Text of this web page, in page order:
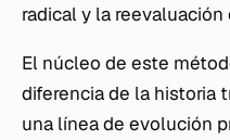
radical y la
El núcleo de este
diferencia de la historia
una línea de evolución